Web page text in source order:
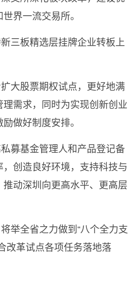
界一流交易所。
三板精选层挂牌企业转板上
大股票期权试点，更好地满
需求，同时为实现创新创业
做好制度安排。
募基金管理人和产品登记备
创造良好环境，支持科技与
动深圳向更高水平、更高层
举全省之力做到“八个全力支
改革试点各项任务落地落